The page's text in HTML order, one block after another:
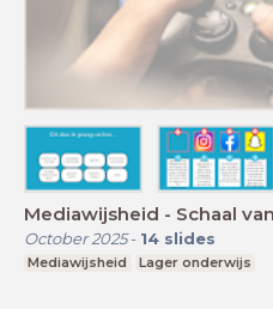
Mediawijsheid - Schaal
October 2025- 14 slides
Mediawijsheid Lager onderwijs